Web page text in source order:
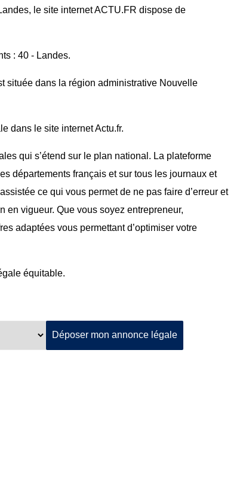
le site internet ACTU.FR dispose de
: 40 - Landes.
située dans la région administrative Nouvelle
dans le site internet Actu.fr.
qui s’étend sur le plan national. La plateforme
départements français et sur tous les journaux et
ce qui vous permet de ne pas faire d’erreur et
en vigueur. Que vous soyez entrepreneur,
adaptées vous permettant d’optimiser votre
équitable.
Déposer mon annonce légale